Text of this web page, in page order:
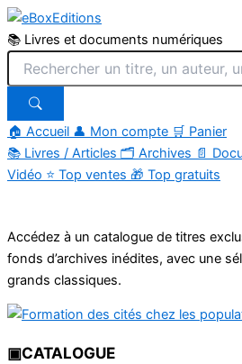
📚 Livres et documents numériques
🏠 Accueil 👤 Mon compte 🛒 Panier
📚 Livres / Articles 🗂 Archives 📄
Vidéo ⭐ Top ventes 🎁 Top gratuits
contenu
Accédez à un catalogue de titres
fonds d’archives inédites, avec une
grands classiques.
▣CATALOGUE